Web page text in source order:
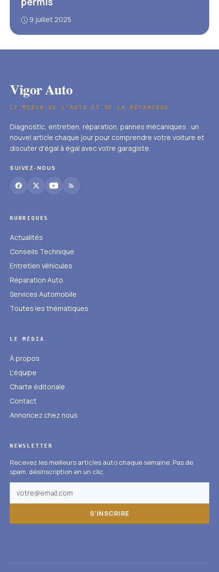
9 juillet 2025
Vigor Auto
LE MÉDIA DE L'AUTO ET DE LA MÉCANIQUE
Diagnostic, entretien, réparation, pannes mécaniques : un
nouvel article chaque jour pour comprendre votre voiture et
discuter d'égal à égal avec votre garagiste.
SUIVEZ-NOUS
RUBRIQUES
Actualités
Conseils Technique
Entretien Véhicules
Réparation Auto
Services Automobile
Toutes les thématiques
LE MÉDIA
À propos
L'équipe
Charte éditoriale
Contact
Annoncez chez nous
NEWSLETTER
Recevez les meilleurs articles auto chaque semaine. Pas de
spam, désinscription en un clic.
S'INSCRIRE